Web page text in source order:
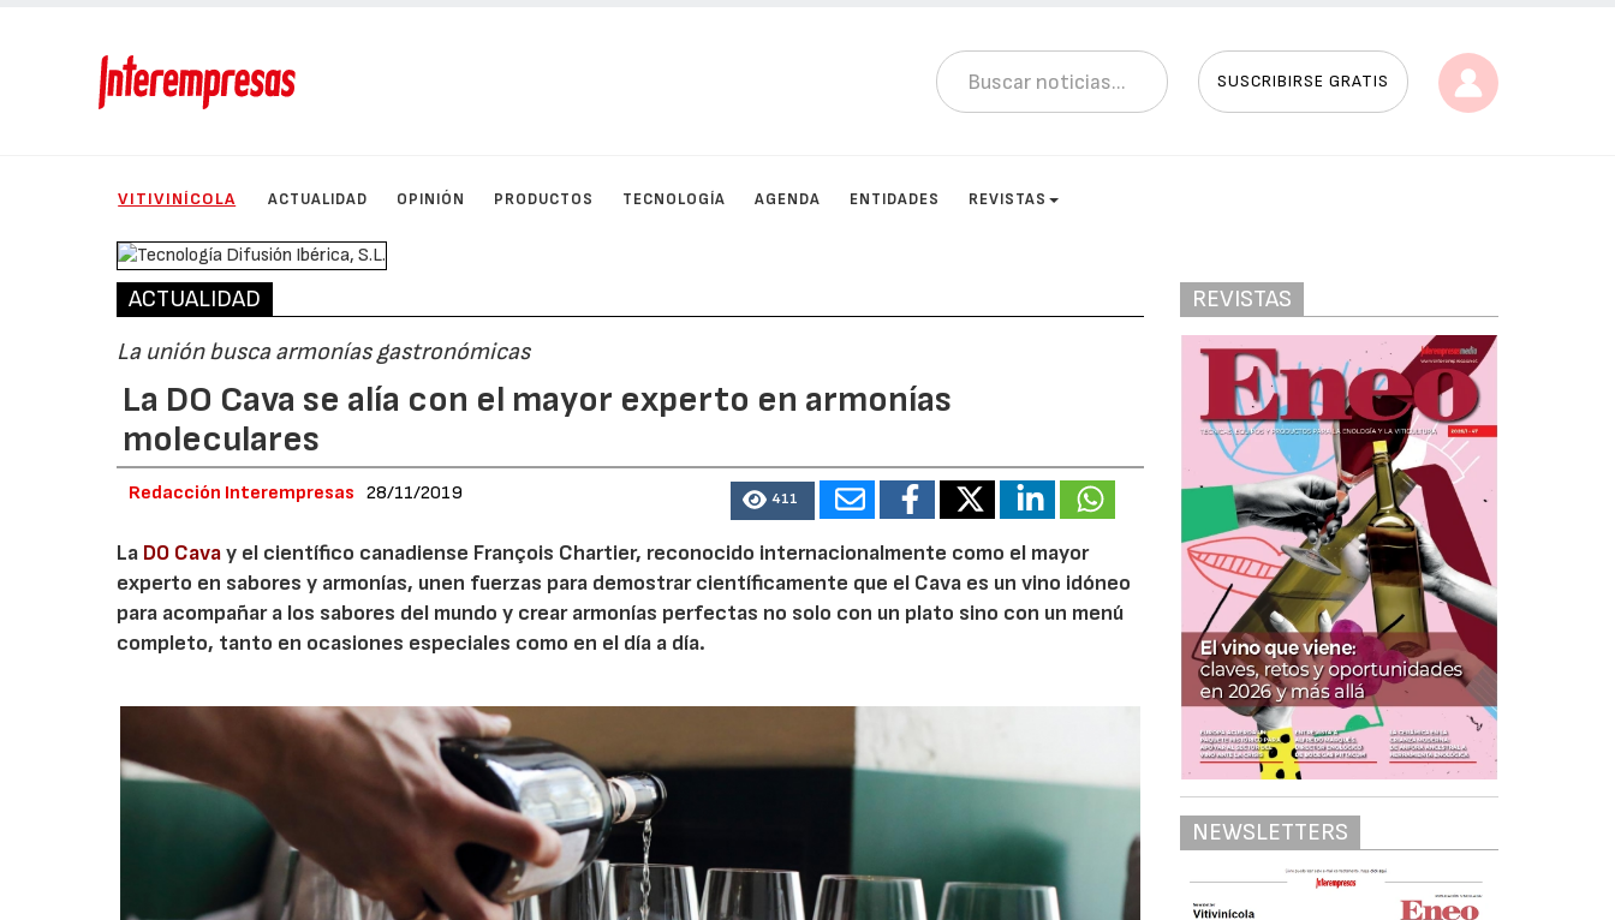
SUSCRIBIRSE GRATIS
VITIVINÍCOLA ACTUALIDAD OPINIÓN PRODUCTOS TECNOLOGÍA AGENDA ENTIDADES REVISTAS
ACTUALIDAD
La unión busca armonías gastronómicas
La DO Cava se alía con el mayor experto en armonías
moleculares
Redacción Interempresas 28/11/2019 411
La DO Cavay el científico canadiense François Chartier, reconocido internacionalmente como el mayor
experto en sabores y armonías, unen fuerzas para demostrar científicamente que el Cava es un vino idóneo
para acompañar a los sabores del mundo y crear armonías perfectas no solo con un plato sino con un menú
completo, tanto en ocasiones especiales como en el día a día.
REVISTAS
NEWSLETTERS